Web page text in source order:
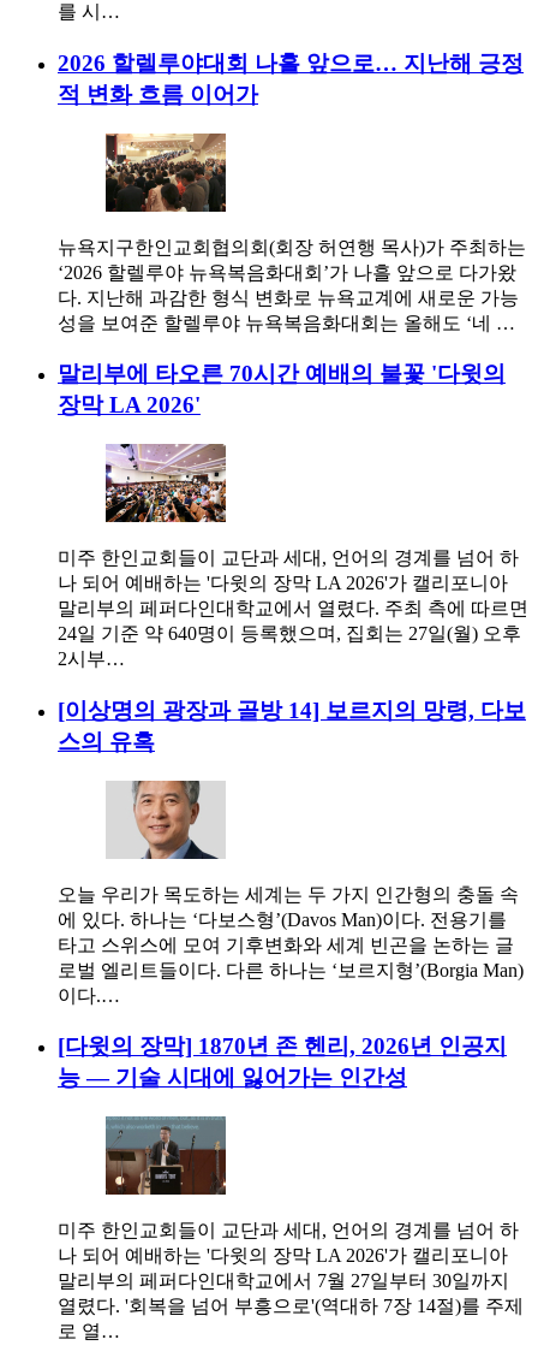
를 시…
2026 할렐루야대회 나흘 앞으로… 지난해 긍정
적 변화 흐름 이어가
뉴욕지구한인교회협의회(회장 허연행 목사)가 주최하는
‘2026 할렐루야 뉴욕복음화대회’가 나흘 앞으로 다가왔
다. 지난해 과감한 형식 변화로 뉴욕교계에 새로운 가능
성을 보여준 할렐루야 뉴욕복음화대회는 올해도 ‘네 …
말리부에 타오른 70시간 예배의 불꽃 '다윗의
장막 LA 2026'
미주 한인교회들이 교단과 세대, 언어의 경계를 넘어 하
나 되어 예배하는 '다윗의 장막 LA 2026'가 캘리포니아
말리부의 페퍼다인대학교에서 열렸다. 주최 측에 따르면
24일 기준 약 640명이 등록했으며, 집회는 27일(월) 오후
2시부…
[이상명의 광장과 골방 14] 보르지의 망령, 다보
스의 유혹
오늘 우리가 목도하는 세계는 두 가지 인간형의 충돌 속
에 있다. 하나는 ‘다보스형’(Davos Man)이다. 전용기를
타고 스위스에 모여 기후변화와 세계 빈곤을 논하는 글
로벌 엘리트들이다. 다른 하나는 ‘보르지형’(Borgia Man)
이다.…
[다윗의 장막] 1870년 존 헨리, 2026년 인공지
능 — 기술 시대에 잃어가는 인간성
미주 한인교회들이 교단과 세대, 언어의 경계를 넘어 하
나 되어 예배하는 '다윗의 장막 LA 2026'가 캘리포니아
말리부의 페퍼다인대학교에서 7월 27일부터 30일까지
열렸다. '회복을 넘어 부흥으로'(역대하 7장 14절)를 주제
로 열…